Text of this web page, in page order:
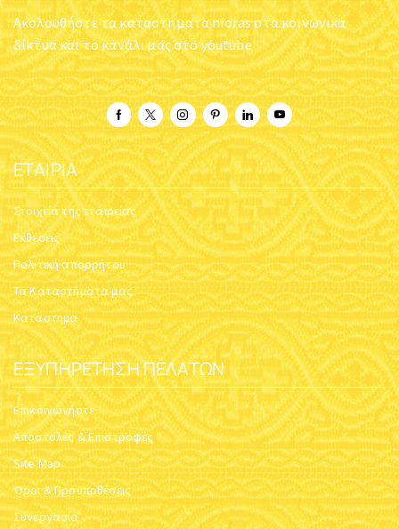
Ακολουθήστε τα καταστήματα nioras στα κοινωνικά
δίκτυα και το κανάλι μας στο youtube
ΕΤΑΙΡΊΑ
Στοιχεία της εταιρείας
Εκθέσεις
Πολιτική απορρήτου
Τα Καταστήματα μας
Κατάστημα
ΕΞΥΠΗΡΈΤΗΣΗ ΠΕΛΑΤΏΝ
Επικοινωνήστε
Αποστολές & Επιστροφές
Site Map
Όροι & Προϋποθέσεις
Συνεργασία